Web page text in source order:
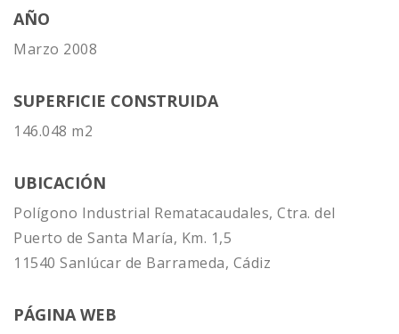
AÑO
Marzo 2008
SUPERFICIE CONSTRUIDA
146.048 m2
UBICACIÓN
Polígono Industrial Rematacaudales, Ctra. del
Puerto de Santa María, Km. 1,5
11540 Sanlúcar de Barrameda, Cádiz
PÁGINA WEB